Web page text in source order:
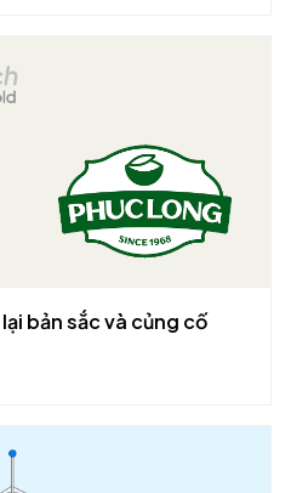
bản sắc và củng cố